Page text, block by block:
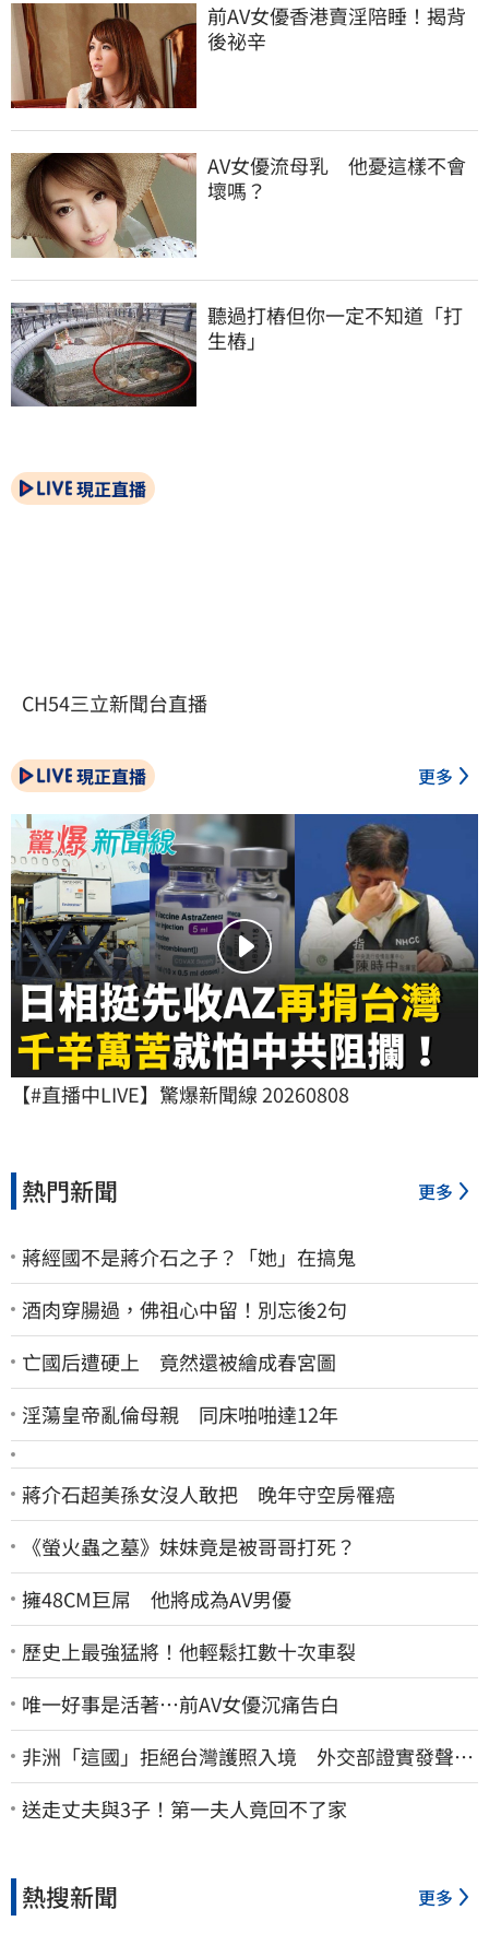
前AV女優香港賣淫陪睡！揭背
後祕辛
AV女優流母乳　他憂這樣不會
壞嗎？
聽過打樁但你一定不知道「打
生樁」
現正直播
CH54三立新聞台直播
現正直播 更多
【#直播中LIVE】驚爆新聞線 20260808
熱門新聞 更多
蔣經國不是蔣介石之子？「她」在搞鬼
酒肉穿腸過，佛祖心中留！別忘後2句
亡國后遭硬上 竟然還被繪成春宮圖
淫蕩皇帝亂倫母親 同床啪啪達12年
蔣介石超美孫女沒人敢把 晚年守空房罹癌
《螢火蟲之墓》妹妹竟是被哥哥打死？
擁48CM巨屌 他將成為AV男優
歷史上最強猛將！他輕鬆扛數十次車裂
唯一好事是活著…前AV女優沉痛告白
非洲「這國」拒絕台灣護照入境 外交部證實發聲
了：持續交涉聯繫
送走丈夫與3子！第一夫人竟回不了家
熱搜新聞 更多